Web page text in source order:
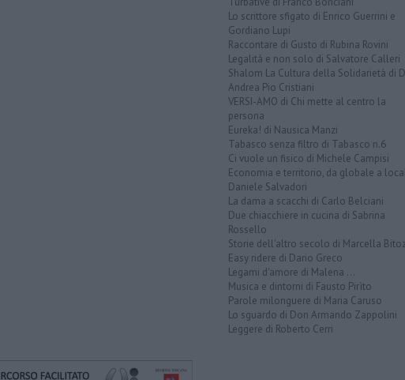
Lo scrittore sfigato di Enrico Guerrini e
Gordiano Lupi
Raccontare di Gusto di Rubina Rovini
Legalità e non solo di Salvatore Calleri
Shalom La Cultura della Solidarietà di
Andrea Pio Cristiani
VERSI-AMO di Chi mette al centro la
persona
Eureka! di Nausica Manzi
Tabasco senza filtro di Tabasco n.6
Ci vuole un fisico di Michele Campisi
Economia e territorio, da globale a
Daniele Salvadori
La dama a scacchi di Carlo Belciani
Due chiacchiere in cucina di Sabrina
Rossello
Storie dell'altro secolo di Marcella
Easy ridere di Dario Greco
Legami d'amore di Malena ...
Musica e dintorni di Fausto Pirìto
Parole milonguere di Maria Caruso
Lo sguardo di Don Armando Zappolini
Leggere di Roberto Cerri